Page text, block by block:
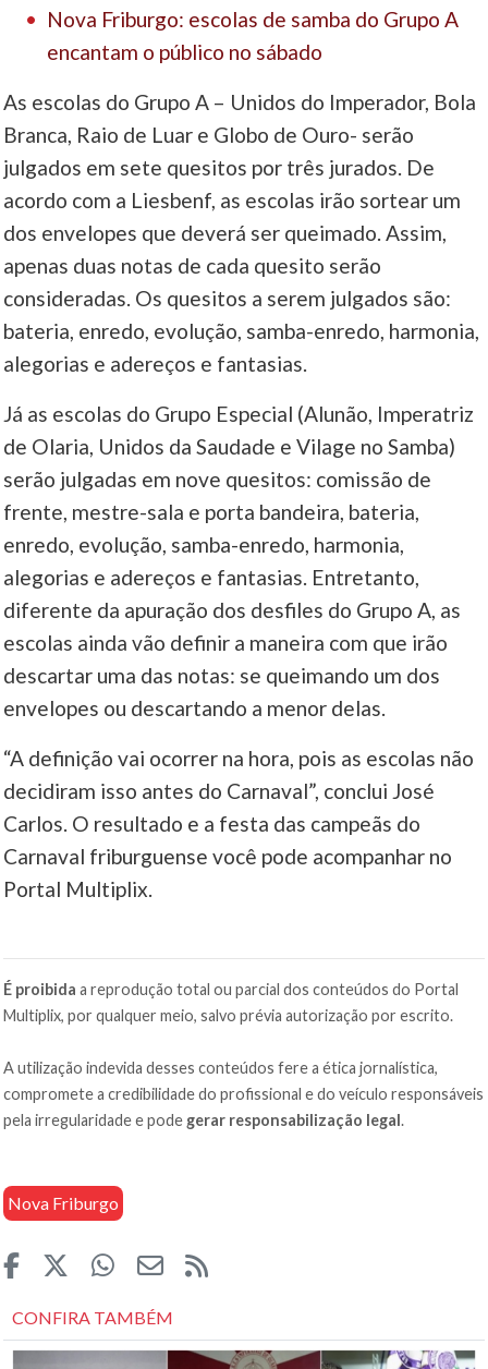
Nova Friburgo: escolas de samba do Grupo A
encantam o público no sábado
As escolas do Grupo A – Unidos do Imperador, Bola
Branca, Raio de Luar e Globo de Ouro- serão
julgados em sete quesitos por três jurados. De
acordo com a Liesbenf, as escolas irão sortear um
dos envelopes que deverá ser queimado. Assim,
apenas duas notas de cada quesito serão
consideradas. Os quesitos a serem julgados são:
bateria, enredo, evolução, samba-enredo, harmonia,
alegorias e adereços e fantasias.
Já as escolas do Grupo Especial (Alunão, Imperatriz
de Olaria, Unidos da Saudade e Vilage no Samba)
serão julgadas em nove quesitos: comissão de
frente, mestre-sala e porta bandeira, bateria,
enredo, evolução, samba-enredo, harmonia,
alegorias e adereços e fantasias. Entretanto,
diferente da apuração dos desfiles do Grupo A, as
escolas ainda vão definir a maneira com que irão
descartar uma das notas: se queimando um dos
envelopes ou descartando a menor delas.
“A definição vai ocorrer na hora, pois as escolas não
decidiram isso antes do Carnaval”, conclui José
Carlos. O resultado e a festa das campeãs do
Carnaval friburguense você pode acompanhar no
Portal Multiplix.
É proibida a reprodução total ou parcial dos conteúdos do Portal
Multiplix, por qualquer meio, salvo prévia autorização por escrito.
A utilização indevida desses conteúdos fere a ética jornalística,
compromete a credibilidade do profissional e do veículo responsáveis
pela irregularidade e pode gerar responsabilização legal.
Nova Friburgo
CONFIRA TAMBÉM